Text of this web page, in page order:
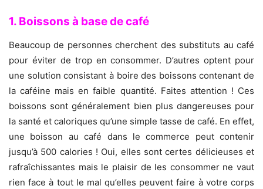
1. Boissons à base de café
Beaucoup de personnes cherchent des substituts au café
pour éviter de trop en consommer. D’autres optent pour
une solution consistant à boire des boissons contenant de
la caféine mais en faible quantité. Faites attention ! Ces
boissons sont généralement bien plus dangereuses pour
la santé et caloriques qu’une simple tasse de café. En effet,
une boisson au café dans le commerce peut contenir
jusqu’à 500 calories ! Oui, elles sont certes délicieuses et
rafraîchissantes mais le plaisir de les consommer ne vaut
rien face à tout le mal qu’elles peuvent faire à votre corps